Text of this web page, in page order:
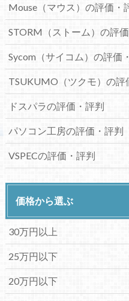
Mouse（マウス）の評価・
STORM（ストーム）の評
Sycom（サイコム）の評価
TSUKUMO（ツクモ）の評
ドスパラの評価・評判
パソコン工房の評価・評判
VSPECの評価・評判
価格から選ぶ
30万円以上
25万円以下
20万円以下